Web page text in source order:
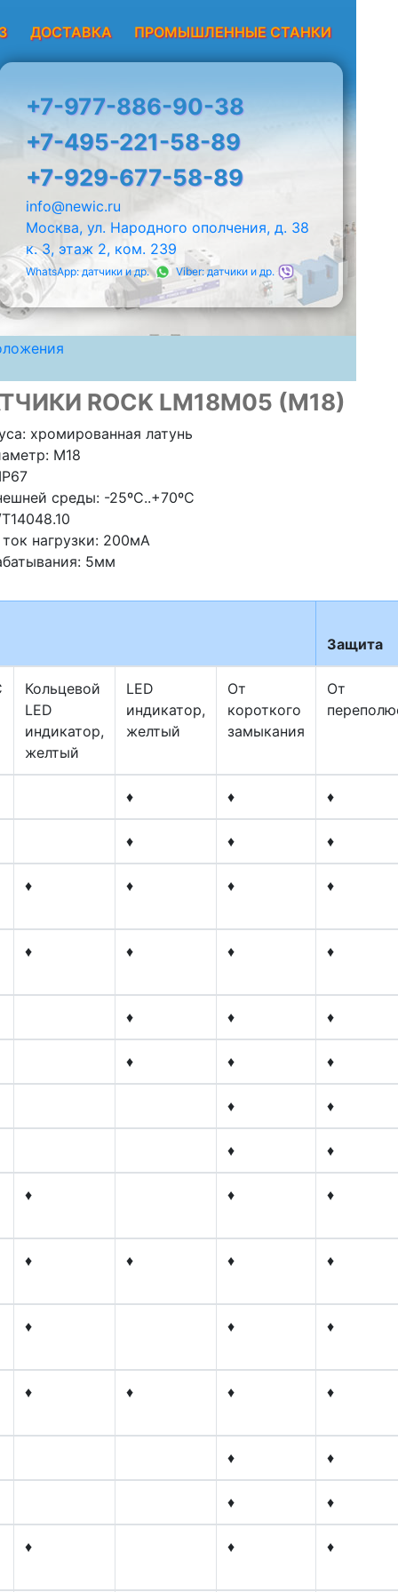
ДОСТАВКА ПРОМЫШЛЕННЫЕ СТАНКИ
+7-977-886-90-38
+7-495-221-58-89
+7-929-677-58-89
info@newic.ru
Москва, ул. Народного ополчения, д. 38
к. 3, этаж 2, ком. 239
WhatsApp: датчики и др. Viber: датчики и др.
ROCK LM18M05 (M18)
хромированная латунь
М18
среды: -25ºС..+70ºС
нагрузки: 200мА
5мм
Защита
Кольцевой
LED
индикатор,
желтый
LED
индикатор,
желтый
От
короткого
замыкания
От
♦ ♦ ♦
♦ ♦ ♦
♦ ♦ ♦ ♦
♦ ♦ ♦ ♦
♦ ♦ ♦
♦ ♦ ♦
♦ ♦
♦ ♦
♦ ♦ ♦
♦ ♦ ♦ ♦
♦ ♦ ♦
♦ ♦ ♦ ♦
♦ ♦
♦ ♦
♦ ♦ ♦